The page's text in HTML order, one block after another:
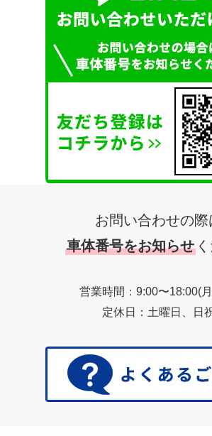
お問い合わせの際
車体番号をお知らせ
営業時間：9:00〜18:00(
定休日：土曜日、日